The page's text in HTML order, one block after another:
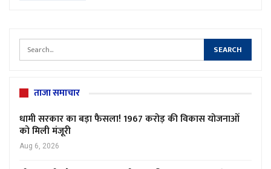
ताजा समाचार
धामी सरकार का बड़ा फैसला! 1967 करोड़ की विकास योजनाओं
को मिली मंजूरी
Aug 6, 2026